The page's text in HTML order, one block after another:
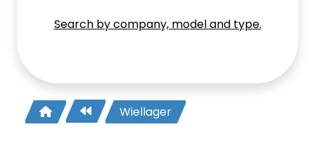
Search by company, model and type.
Wiellager